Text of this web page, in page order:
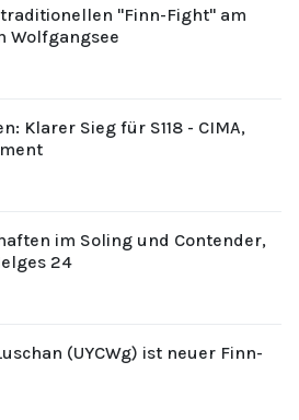
"Finn-Fight" am
Wolfgangsee
Klarer Sieg für S118 - CIMA,
im Soling und Contender,
24
(UYCWg) ist neuer Finn-